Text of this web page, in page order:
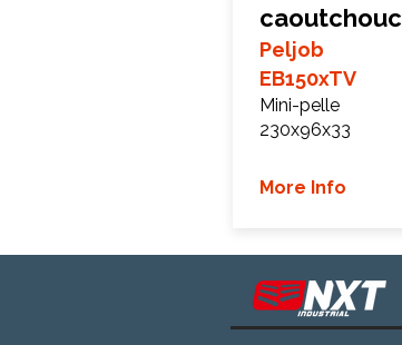
caoutchouc
Peljob
EB150xTV
Mini-pelle
230x96x33
More Info